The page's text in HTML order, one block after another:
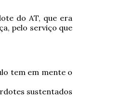
do AT, que era
pelo serviço que
tem em mente o
sustentados